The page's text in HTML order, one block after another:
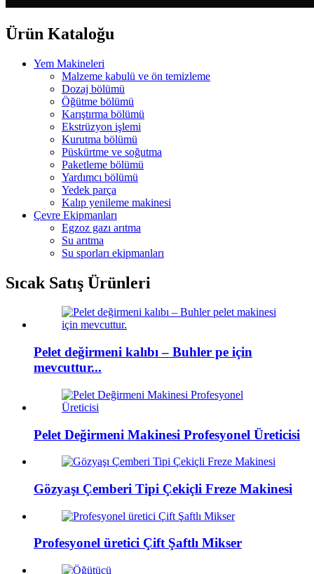
Ürün Kataloğu
Yem Makineleri
Malzeme kabulü ve ön temizleme
Dozaj bölümü
Öğütme bölümü
Karıştırma bölümü
Ekstrüzyon işlemi
Kurutma bölümü
Püskürtme ve soğutma
Paketleme bölümü
Yardımcı bölümü
Yedek parça
Kalıp yenileme makinesi
Çevre Ekipmanları
Egzoz gazı arıtma
Su arıtma
Su sporları ekipmanları
Sıcak Satış Ürünleri
Pelet değirmeni kalıbı – Buhler pe için
mevcuttur...
Pelet Değirmeni Makinesi Profesyonel Üreticisi
Gözyaşı Çemberi Tipi Çekiçli Freze Makinesi
Profesyonel üretici Çift Şaftlı Mikser